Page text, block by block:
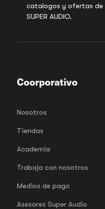
catalogos y ofertas de
SUPER AUDIO.
Coorporativo
Nosotros
Tiendas
Academia
Trabaja con nosotros
Medios de pago
Asesores Super Audio